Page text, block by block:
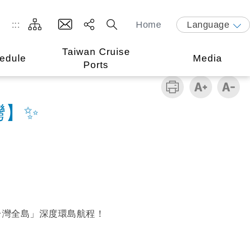
::: Home Language
Taiwan Cruise
Ports
Media
✨
全島」深度環島航程！